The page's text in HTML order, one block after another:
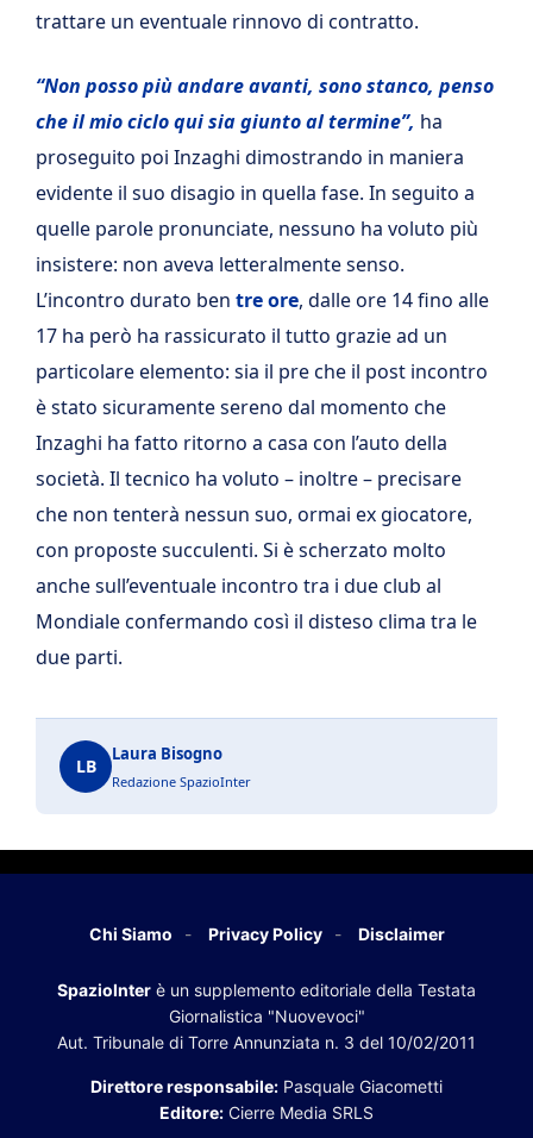
trattare un eventuale rinnovo di contratto.
“Non posso più andare avanti, sono stanco, penso
che il mio ciclo qui sia giunto al termine”, ha
proseguito poi Inzaghi dimostrando in maniera
evidente il suo disagio in quella fase. In seguito a
quelle parole pronunciate, nessuno ha voluto più
insistere: non aveva letteralmente senso.
L’incontro durato ben tre ore, dalle ore 14 fino alle
17 ha però ha rassicurato il tutto grazie ad un
particolare elemento: sia il pre che il post incontro
è stato sicuramente sereno dal momento che
Inzaghi ha fatto ritorno a casa con l’auto della
società. Il tecnico ha voluto – inoltre – precisare
che non tenterà nessun suo, ormai ex giocatore,
con proposte succulenti. Si è scherzato molto
anche sull’eventuale incontro tra i due club al
Mondiale confermando così il disteso clima tra le
due parti.
LB
Laura Bisogno
Redazione SpazioInter
Chi Siamo Privacy Policy Disclaimer
SpazioInter è un supplemento editoriale della Testata
Giornalistica "Nuovevoci"
Aut. Tribunale di Torre Annunziata n. 3 del 10/02/2011
Direttore responsabile: Pasquale Giacometti
Editore: Cierre Media SRLS